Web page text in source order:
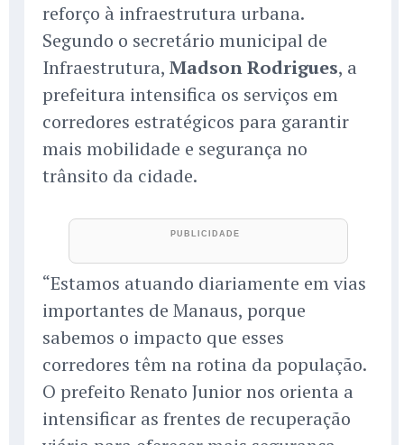
reforço à infraestrutura urbana.
Segundo o secretário municipal de
Infraestrutura, Madson Rodrigues, a
prefeitura intensifica os serviços em
corredores estratégicos para garantir
mais mobilidade e segurança no
trânsito da cidade.
“Estamos atuando diariamente em vias
importantes de Manaus, porque
sabemos o impacto que esses
corredores têm na rotina da população.
O prefeito Renato Junior nos orienta a
intensificar as frentes de recuperação